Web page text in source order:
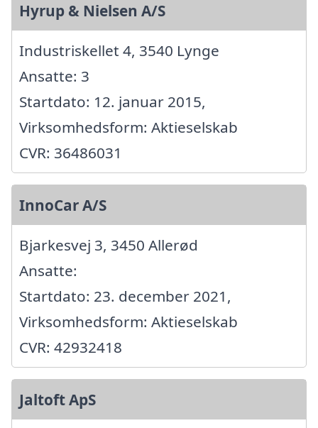
Hyrup & Nielsen A/S
Industriskellet 4, 3540 Lynge
Ansatte: 3
Startdato: 12. januar 2015,
Virksomhedsform: Aktieselskab
CVR: 36486031
InnoCar A/S
Bjarkesvej 3, 3450 Allerød
Ansatte:
Startdato: 23. december 2021,
Virksomhedsform: Aktieselskab
CVR: 42932418
Jaltoft ApS